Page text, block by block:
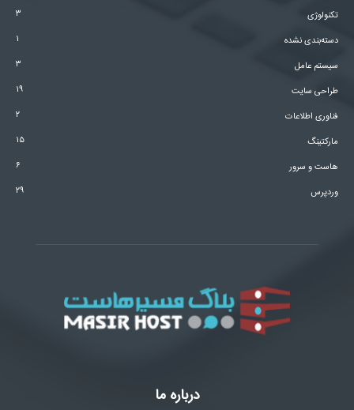
تکنولوژی
۳
دسته‌بندی نشده
۱
سیستم عامل
۳
طراحی سایت
۱۹
فناوری اطلاعات
۲
مارکتینگ
۱۵
هاست و سرور
۶
وردپرس
۲۹
درباره ما